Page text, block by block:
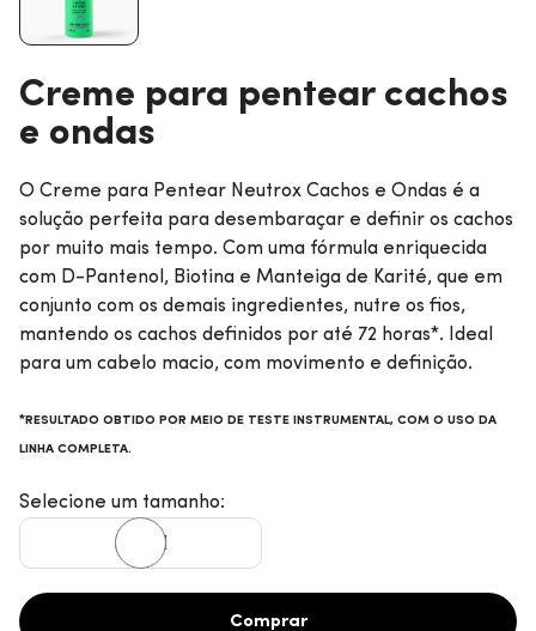
Creme para pentear cachos
e ondas
O Creme para Pentear Neutrox Cachos e Ondas é a
solução perfeita para desembaraçar e definir os cachos
por muito mais tempo. Com uma fórmula enriquecida
com D-Pantenol, Biotina e Manteiga de Karité, que em
conjunto com os demais ingredientes, nutre os fios,
mantendo os cachos definidos por até 72 horas*. Ideal
para um cabelo macio, com movimento e definição.
*RESULTADO OBTIDO POR MEIO DE TESTE INSTRUMENTAL, COM O USO DA
LINHA COMPLETA.
Selecione um tamanho:
300ml
Comprar